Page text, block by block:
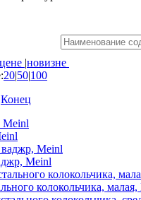
цене |новизне
20|50|100
Конец
Meinl
колокольчика,